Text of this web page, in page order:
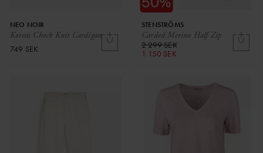
Koteas Check Knit Cardigan
NEO NOIR
749 SEK
Carded Merino Half Zip
STENSTRÖMS
2 299 SEK
1 150 SEK